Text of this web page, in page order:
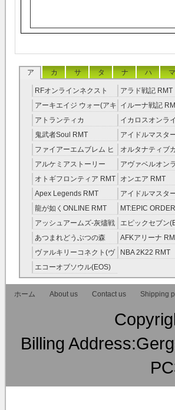
ア カ サ タ ナ ハ マ
RFオンラインネクスト
RMT
アラド戦記 RMT
アーキエイジ ウォー(アキ
ウオ) RMT
イルーナ戦記
アトランティカ
RMT|Atlantica RMT
イカロスオンラ
RMT（予約制）
鬼武者Soul RMT
アイドルマスタ
レラガールズ(モ
RMT
ファイアーエムブレム ヒ
ーローズ(FEヒーローズ)
RMT
オルタナティブ
RMT
アルケミアストーリー
（アルスト） RMT
アヴァベルオン
RMT
オトギフロンティア RMT オンエア RMT
Apex Legends RMT
アイドルマスタ
ニーカラーズ(シ
RMT
龍が如くONLINE RMT
MT:EPIC
ピック・オーダ
RMT
アッシュアームズ‐灰燼戦
線 RMT
エピックセブン
Seven) RMT
あつまれどうぶつの森
RMT
AFKアリーナ
ヴァルキリーコネクト(ヴ
ァルコネ) RMT
NBA 2K22 RMT
エコーオブソウル(EOS)
RMT
ホーム
About us Contact us Shipping
Billing